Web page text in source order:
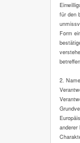
für den
Form
2.
anderer